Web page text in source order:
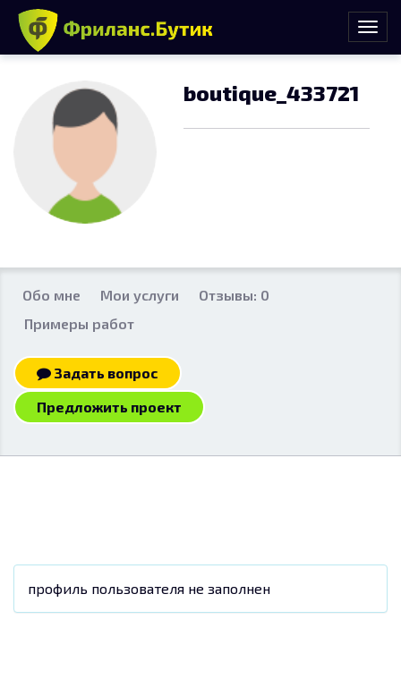
boutique_433721
Обо мне Мои услуги
Отзывы: 0
Примеры работ
Задать вопрос
Предложить проект
профиль пользователя не заполнен